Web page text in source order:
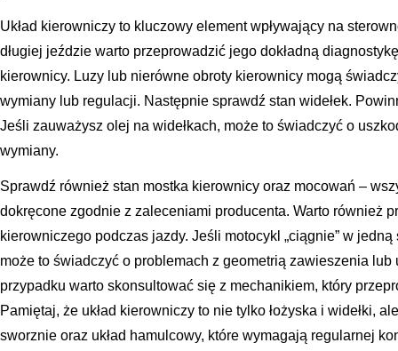
Układ kierowniczy to kluczowy element wpływający na
długiej jeździe warto przeprowadzić jego dokładną
kierownicy. Luzy lub nierówne obroty kierownicy mogą
wymiany lub regulacji. Następnie sprawdź stan widełek.
Jeśli zauważysz olej na widełkach, może to świadczyć o
wymiany.
Sprawdź również stan mostka kierownicy oraz mocowań –
dokręcone zgodnie z zaleceniami producenta. Warto również
kierowniczego podczas jazdy. Jeśli motocykl „ciągnie” w
może to świadczyć o problemach z geometrią zawieszenia lub
przypadku warto skonsultować się z mechanikiem, który
Pamiętaj, że układ kierowniczy to nie tylko łożyska i widełki,
sworznie oraz układ hamulcowy, które wymagają regularnej